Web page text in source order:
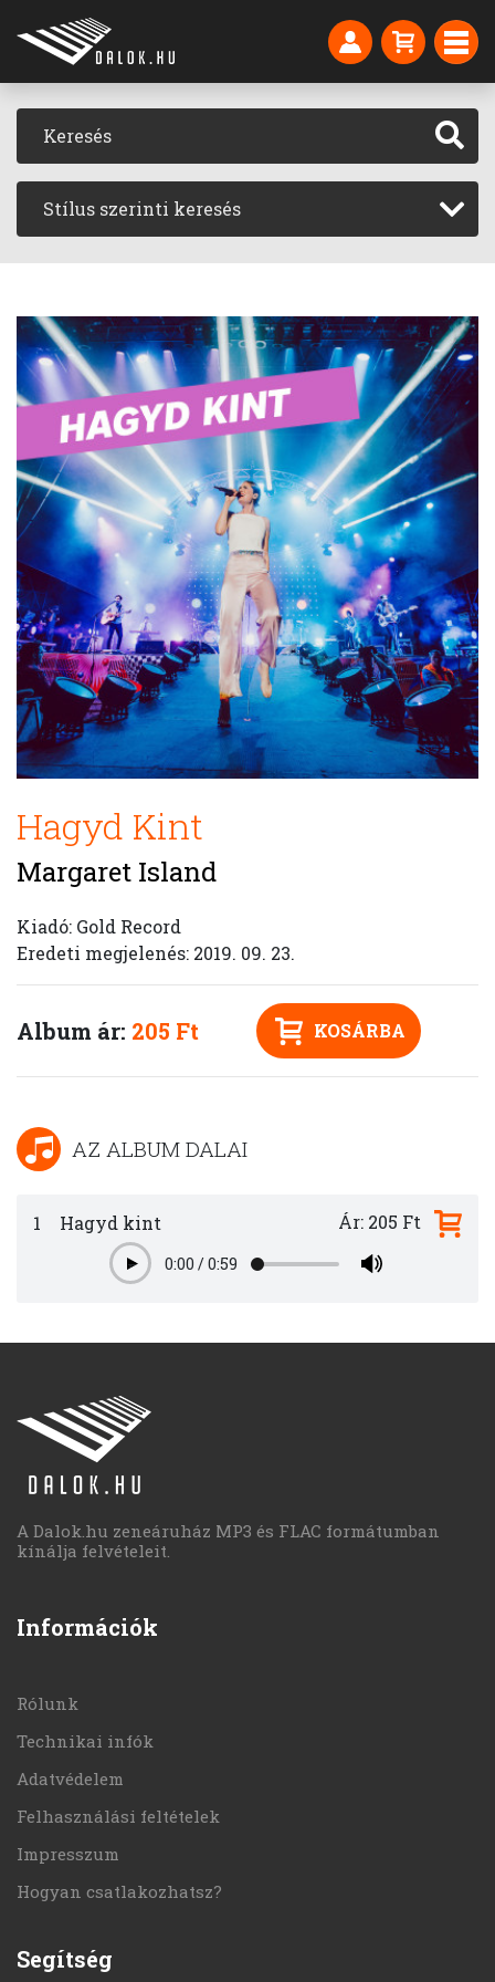
Stílus szerinti keresés
Hagyd Kint
Margaret Island
Kiadó: Gold Record
Eredeti megjelenés: 2019. 09. 23.
Album ár: 205 Ft KOSÁRBA
AZ ALBUM DALAI
1 Hagyd kint
Play0:00 /0:59
Ár: 205 Ft
A Dalok.hu zeneáruház MP3 és FLAC formátumban
kínálja felvételeit.
Információk
Rólunk
Technikai infók
Adatvédelem
Felhasználási feltételek
Impresszum
Hogyan csatlakozhatsz?
Segítség